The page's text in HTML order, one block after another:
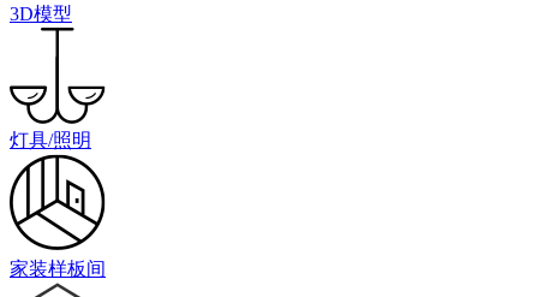
3D模型
灯具/照明
家装样板间